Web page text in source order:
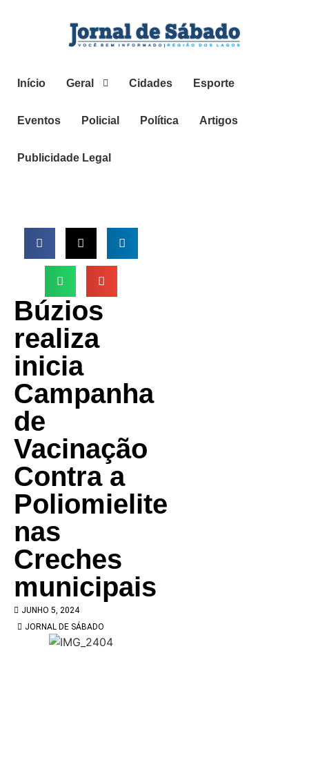
Início Geral Cidades Esporte
Eventos Policial Política Artigos
Publicidade Legal
Búzios
realiza
inicia
Campanha
de
Vacinação
Contra a
Poliomielite
nas
Creches
municipais
JUNHO 5, 2024
JORNAL DE SÁBADO